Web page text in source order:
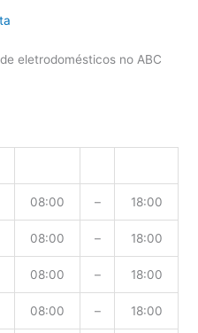
eletrodomésticos no ABC
08:00 – 18:00
08:00 – 18:00
08:00 – 18:00
08:00 – 18:00